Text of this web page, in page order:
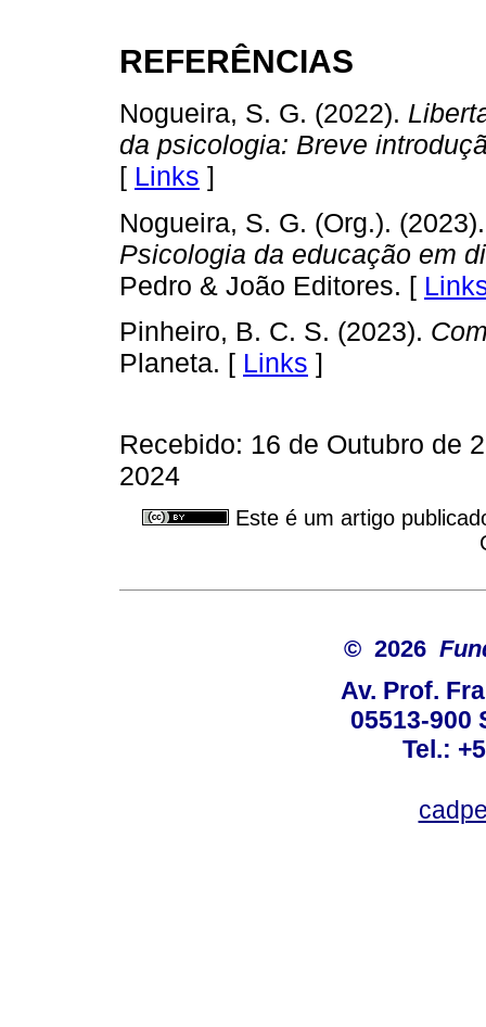
REFERÊNCIAS
Nogueira, S. G. (2022).
da psicologia: Breve
[ Links ]
Nogueira, S. G. (Org.).
Psicologia da educação em
Pedro & João Editores. [
Pinheiro, B. C. S. (2023).
Planeta. [ Links ]
Recebido: 16 de Outubro de
2024
Este é um artigo
© 2026
Av. Prof.
05513-900
Tel.: